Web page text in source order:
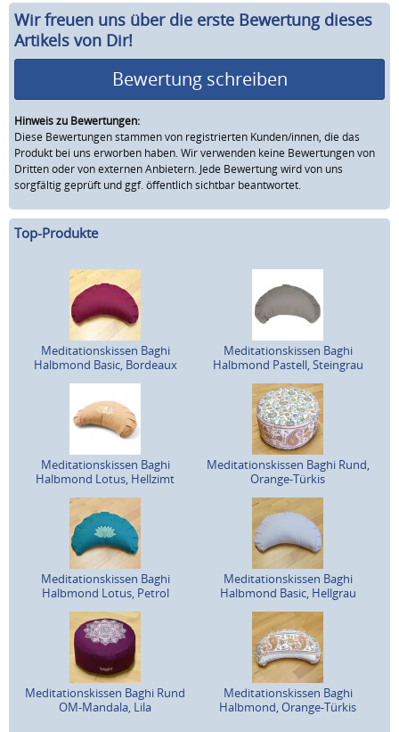
Wir freuen uns über die erste Bewertung dieses
Artikels von Dir!
Bewertung schreiben
Hinweis zu Bewertungen:
Diese Bewertungen stammen von registrierten Kunden/innen, die das
Produkt bei uns erworben haben. Wir verwenden keine Bewertungen von
Dritten oder von externen Anbietern. Jede Bewertung wird von uns
sorgfältig geprüft und ggf. öffentlich sichtbar beantwortet.
Top-Produkte
Meditationskissen Baghi
Halbmond Basic, Bordeaux
Meditationskissen Baghi
Halbmond Pastell, Steingrau
Meditationskissen Baghi
Halbmond Lotus, Hellzimt
Meditationskissen Baghi Rund,
Orange-Türkis
Meditationskissen Baghi
Halbmond Lotus, Petrol
Meditationskissen Baghi
Halbmond Basic, Hellgrau
Meditationskissen Baghi Rund
OM-Mandala, Lila
Meditationskissen Baghi
Halbmond, Orange-Türkis